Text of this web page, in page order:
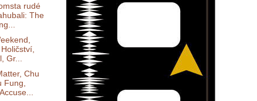
rudé
The
Gr...
Chu
Fung,